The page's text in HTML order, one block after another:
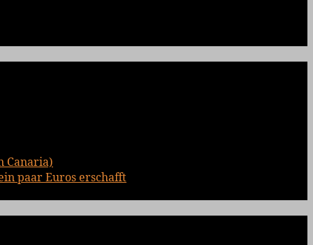
Canaria)
paar Euros erschafft